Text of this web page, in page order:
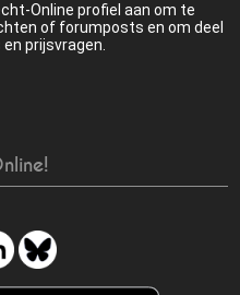
Online profiel aan om te
of forumposts en om deel
prijsvragen.